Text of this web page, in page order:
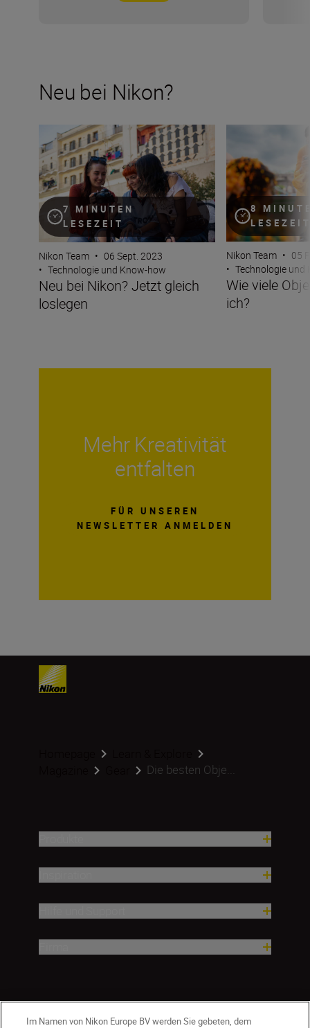
Neu bei Nikon?
7 MINUTEN
LESEZEIT
Neu bei Nikon? Jetzt gleich loslegen
Nikon Team • 06 Sept. 2023
• Technologie und Know-how
Neu bei Nikon? Jetzt gleich
loslegen
8
Nikon Team • 05
• Technologie und
Wie viele
ich?
Mehr Kreativität
entfalten
FÜR UNSEREN
NEWSLETTER ANMELDEN
Die besten Obje...
Im Namen von Nikon Europe BV werden Sie gebeten, dem